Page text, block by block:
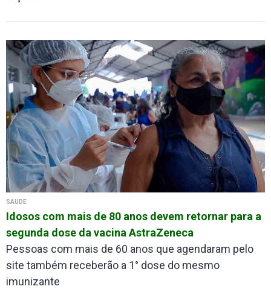
SAÚDE
Idosos com mais de 80 anos devem retornar para a
segunda dose da vacina AstraZeneca
Pessoas com mais de 60 anos que agendaram pelo
site também receberão a 1° dose do mesmo
imunizante